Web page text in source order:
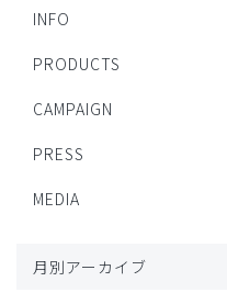
INFO
PRODUCTS
CAMPAIGN
PRESS
MEDIA
月別アーカイブ